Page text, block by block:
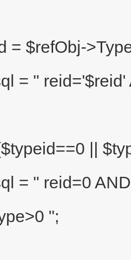
= $refObj-
= "
||
= " reid=0
";